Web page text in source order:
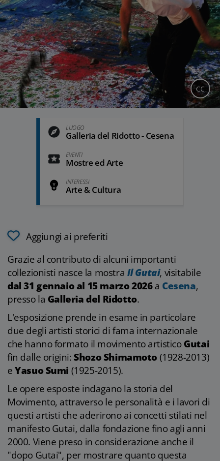
CC
LUOGO
Galleria del Ridotto - Cesena
EVENTI
Mostre ed Arte
INTERESSI
Arte & Cultura
Aggiungi ai preferiti
Grazie al contributo di alcuni importanti
collezionisti nasce la mostra Il Gutai, visitabile
dal 31 gennaio al 15 marzo 2026a Cesena,
presso la Galleria del Ridotto.
L'esposizione prende in esame in particolare
due degli artisti storici di fama internazionale
che hanno formato il movimento artisticoGutai
fin dalle origini: Shozo Shimamoto(1928-2013)
eYasuo Sumi (1925-2015).
Le opere esposte indagano la storia del
Movimento, attraverso le personalità e i lavori di
questi artisti che aderirono ai concetti stilati nel
manifesto Gutai, dalla fondazione fino agli anni
2000. Viene preso in considerazione anche il
"dopo Gutai", per mostrare quanto questa